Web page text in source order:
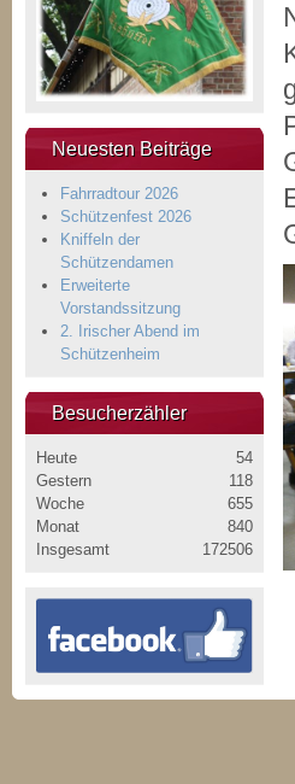
Neuesten Beiträge
Fahrradtour 2026
Schützenfest 2026
Kniffeln der
Schützendamen
Erweiterte
Vorstandssitzung
2. Irischer Abend im
Schützenheim
Besucherzähler
Heute
54
Gestern
118
Woche
655
Monat
840
Insgesamt
172506